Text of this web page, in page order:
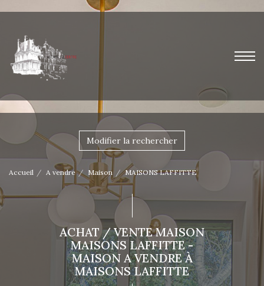
Modifier la rechercher
Accueil A vendre Maison MAISONS LAFFITTE
ACHAT / VENTE MAISON
MAISONS LAFFITTE -
MAISON A VENDRE À
MAISONS LAFFITTE